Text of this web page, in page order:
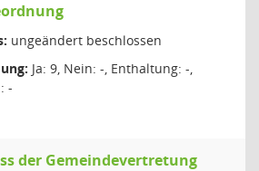
ungeändert beschlossen
Ja: 9, Nein: -, Enthaltung: -,
-
der Gemeindevertretung